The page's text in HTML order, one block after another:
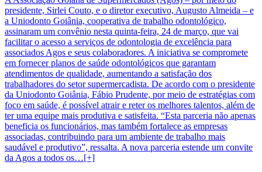
presidente, Sirlei Couto, e o diretor executivo, Augusto Almeida – e
a Uniodonto Goiânia, cooperativa de trabalho odontológico,
assinaram um convênio nesta quinta-feira, 24 de março, que vai
facilitar o acesso a serviços de odontologia de excelência para
associados Agos e seus colaboradores. A iniciativa se compromete
em fornecer planos de saúde odontológicos que garantam
atendimentos de qualidade, aumentando a satisfação dos
trabalhadores do setor supermercadista. De acordo com o presidente
da Uniodonto Goiânia, Fábio Prudente, por meio de estratégias com
foco em saúde, é possível atrair e reter os melhores talentos, além de
ter uma equipe mais produtiva e satisfeita. “Esta parceria não apenas
beneficia os funcionários, mas também fortalece as empresas
associadas, contribuindo para um ambiente de trabalho mais
saudável e produtivo”, ressalta. A nova parceria estende um convite
da Agos a todos os…[+]